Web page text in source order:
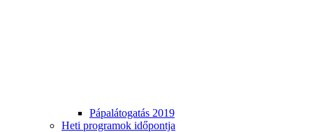
Pápalátogatás 2019
Heti programok időpontja